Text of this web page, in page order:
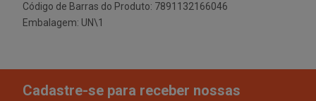
Código de Barras do Produto: 7891132166046
Embalagem: UN\1
Cadastre-se para receber nossas